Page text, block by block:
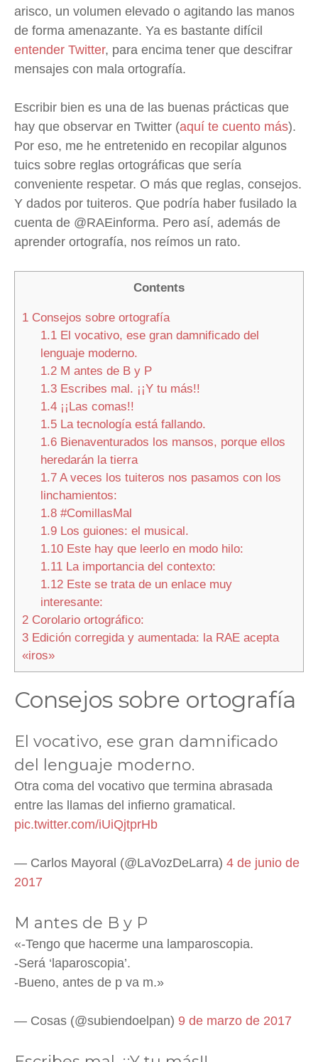
arisco, un volumen elevado o agitando las manos
de forma amenazante. Ya es bastante difícil
entender Twitter, para encima tener que descifrar
mensajes con mala ortografía.
Escribir bien es una de las buenas prácticas que
hay que observar en Twitter (aquí te cuento más).
Por eso, me he entretenido en recopilar algunos
tuics sobre reglas ortográficas que sería
conveniente respetar. O más que reglas, consejos.
Y dados por tuiteros. Que podría haber fusilado la
cuenta de @RAEinforma. Pero así, además de
aprender ortografía, nos reímos un rato.
Contents
1 Consejos sobre ortografía
1.1El vocativo, ese gran damnificado del
lenguaje moderno.
1.2M antes de B y P
1.3Escribes mal. ¡¡Y tu más!!
1.4¡¡Las comas!!
1.5La tecnología está fallando.
1.6Bienaventurados los mansos, porque ellos
heredarán la tierra
1.7A veces los tuiteros nos pasamos con los
linchamientos:
1.8#ComillasMal
1.9Los guiones: el musical.
1.10Este hay que leerlo en modo hilo:
1.11La importancia del contexto:
1.12Este se trata de un enlace muy
interesante:
2 Corolario ortográfico:
3 Edición corregida y aumentada: la RAE acepta
«iros»
Consejos sobre ortografía
El vocativo, ese gran damnificado
del lenguaje moderno.
Otra coma del vocativo que termina abrasada
entre las llamas del infierno gramatical.
pic.twitter.com/iUiQjtprHb
— Carlos Mayoral (@LaVozDeLarra) 4 de junio de
2017
M antes de B y P
«-Tengo que hacerme una lamparoscopia.
-Será ‘laparoscopia’.
-Bueno, antes de p va m.»
— Cosas (@subiendoelpan) 9 de marzo de 2017